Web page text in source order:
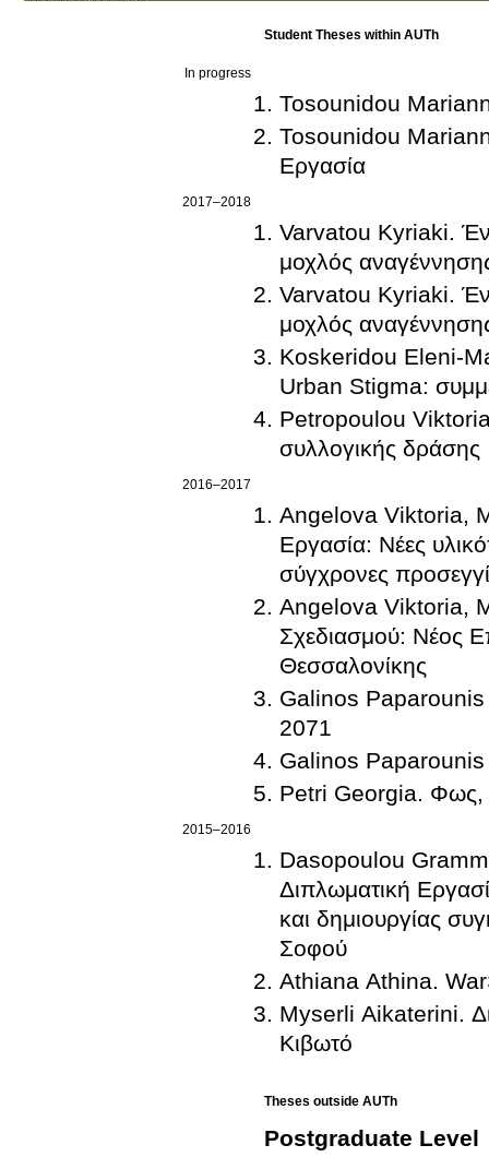
Student Theses within AUTh
In progress
Tosounidou
Tosounidou
Εργασία
2017–2018
Varvatou Kyriaki.
μοχλός
Varvatou Kyriaki.
μοχλός
Koskeridou Eleni-
Urban Stigma:
Petropoulou
συλλογικής δράσης
2016–2017
Angelova Viktoria,
Εργασία: Νέες
σύγχρονες
Angelova Viktoria,
Σχεδιασμού: Νέος
Θεσσαλονίκης
Galinos Paparounis
2071
Galinos Paparounis
Petri Georgia. Φως,
2015–2016
Dasopoulou
Διπλωματική Εργασία Σχεδιασμού:
και δημιουργίας
Σοφού
Athiana Athina.
Myserli Aikaterini.
Κιβωτό
Theses outside AUTh
Postgraduate Level